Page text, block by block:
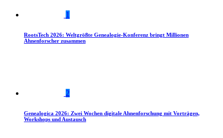
1
RootsTech 2026: Weltgrößte Genealogie-Konferenz bringt Millionen
Ahnenforscher zusammen
2
Genealogica 2026: Zwei Wochen digitale Ahnenforschung mit Vorträgen,
Workshops und Austausch